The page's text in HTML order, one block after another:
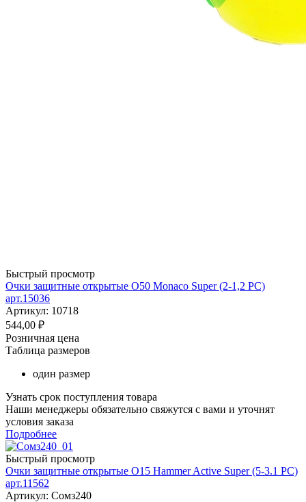
Быстрый просмотр
Очки защитные открытые О50 Monaco Super (2-1,2 PC)
арт.15036
Артикул: 10718
544,00 ₽
Розничная цена
Таблица размеров
один размер
Узнать срок поступления товара
Наши менеджеры обязательно свяжутся с вами и уточнят
условия заказа
Подробнее
Быстрый просмотр
Очки защитные открытые О15 Hammer Active Super (5-3.1 PC)
арт.11562
Артикул: Сомз240